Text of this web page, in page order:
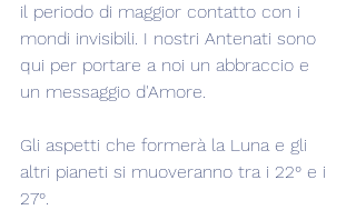
il periodo di maggior contatto con i
mondi invisibili. I nostri Antenati sono
qui per portare a noi un abbraccio e
un messaggio d'Amore.
Gli aspetti che formerà la Luna e gli
altri pianeti si muoveranno tra i 22° e i
27°.